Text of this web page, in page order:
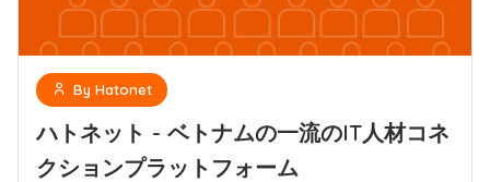
By Hatonet
ハトネット - ベトナムの一流のIT人材コネ
クションプラットフォーム